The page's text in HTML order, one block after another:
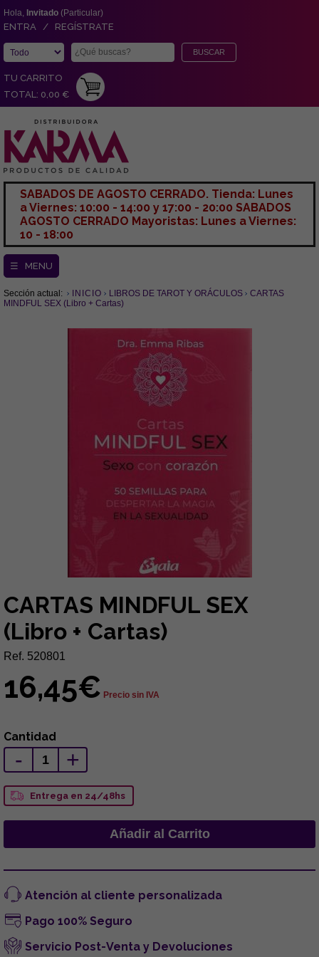
Hola, Invitado (Particular)
ENTRA / REGÍSTRATE
TU CARRITO
TOTAL: 0,00 €
SABADOS DE AGOSTO CERRADO. Tienda: Lunes
a Viernes: 10:00 - 14:00 y 17:00 - 20:00 SABADOS
AGOSTO CERRADO Mayoristas: Lunes a Viernes:
10 - 18:00
☰ MENU
Sección actual: INICIO LIBROS DE TAROT Y ORÁCULOS
CARTAS
MINDFUL SEX (Libro + Cartas)
CARTAS MINDFUL SEX
(Libro + Cartas)
Ref. 520801
16,45€ Precio sin IVA
Cantidad
- +
Entrega en 24/48hs
Atención al cliente personalizada
Pago 100% Seguro
Servicio Post-Venta y Devoluciones